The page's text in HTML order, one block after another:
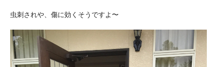
虫刺されや、傷に効くそうですよ〜